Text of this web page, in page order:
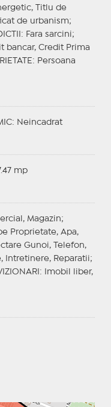
Titlu de
de urbanism;
: Fara sarcini;
bancar, Credit Prima
: Persoana
: Neincadrat
mp
Magazin;
Proprietate, Apa,
Gunoi, Telefon,
Intretinere, Reparatii;
: Imobil liber,